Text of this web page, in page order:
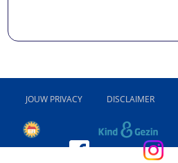
JOUW PRIVACY DISCLAIMER